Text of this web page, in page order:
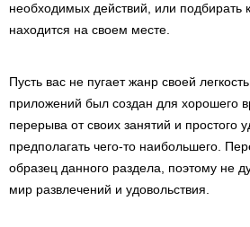
необходимых действий, или подбирать
находится на своем месте.
Пусть вас не пугает жанр своей
приложений был создан для хорошего
перерыва от своих занятий и простого
предполагать чего-то наибольшего.
образец данного раздела, поэтому не
мир развлечений и удовольствия.